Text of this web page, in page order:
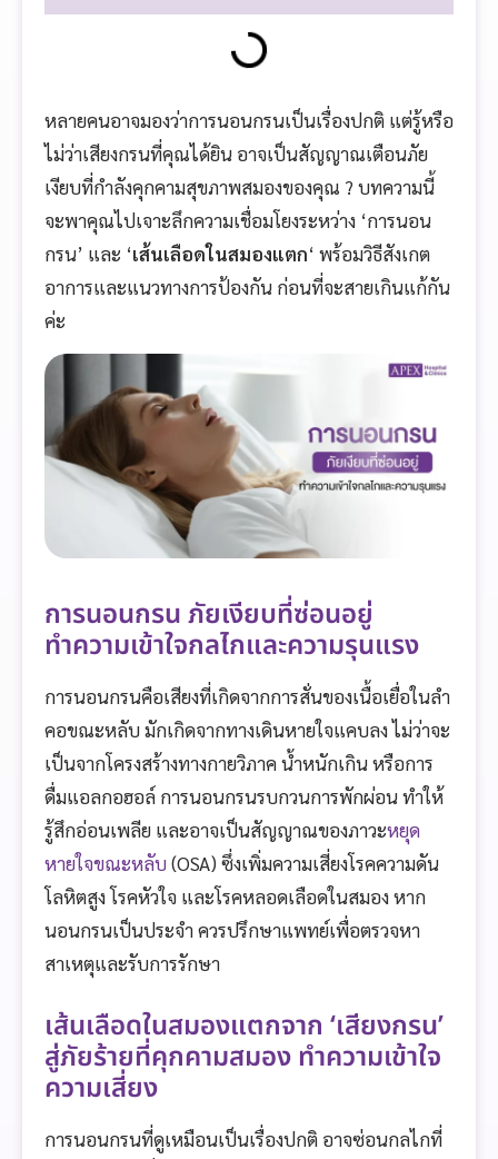
หลายคนอาจมองว่าการนอนกรนเป็นเรื่องปกติ แต่รู้หรือ
ไม่ว่าเสียงกรนที่คุณได้ยิน อาจเป็นสัญญาณเตือนภัย
เงียบที่กำลังคุกคามสุขภาพสมองของคุณ ? บทความนี้
จะพาคุณไปเจาะลึกความเชื่อมโยงระหว่าง ‘การนอน
กรน’ และ ‘เส้นเลือดในสมองแตก‘ พร้อมวิธีสังเกต
อาการและแนวทางการป้องกัน ก่อนที่จะสายเกินแก้กัน
ค่ะ
การนอนกรน ภัยเงียบที่ซ่อนอยู่
ทำความเข้าใจกลไกและความรุนแรง
การนอนกรนคือเสียงที่เกิดจากการสั่นของเนื้อเยื่อในลำ
คอขณะหลับ มักเกิดจากทางเดินหายใจแคบลง ไม่ว่าจะ
เป็นจากโครงสร้างทางกายวิภาค น้ำหนักเกิน หรือการ
ดื่มแอลกอฮอล์ การนอนกรนรบกวนการพักผ่อน ทำให้
รู้สึกอ่อนเพลีย และอาจเป็นสัญญาณของภาวะหยุด
หายใจขณะหลับ (OSA) ซึ่งเพิ่มความเสี่ยงโรคความดัน
โลหิตสูง โรคหัวใจ และโรคหลอดเลือดในสมอง หาก
นอนกรนเป็นประจำ ควรปรึกษาแพทย์เพื่อตรวจหา
สาเหตุและรับการรักษา
เส้นเลือดในสมองแตกจาก ‘เสียงกรน’
สู่ภัยร้ายที่คุกคามสมอง ทำความเข้าใจ
ความเสี่ยง
การนอนกรนที่ดูเหมือนเป็นเรื่องปกติ อาจซ่อนกลไกที่